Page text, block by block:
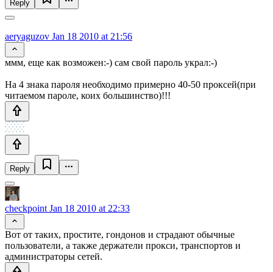
Reply
aeryaguzov Jan 18 2010 at 21:56
ммм, еще как возможен:-) сам свой пароль украл:-)
На 4 знака пароля необходимо примерно 40-50 проксей(при
читаемом пароле, коих большинство)!!!
Reply
checkpoint Jan 18 2010 at 22:33
Вот от таких, простите, гондонов и страдают обычные
пользователи, а также держатели прокси, транспортов и
администраторы сетей.